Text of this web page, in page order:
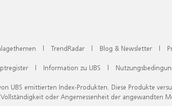
| TrendRadar | Blog & Newsletter |
| Information zu UBS |
UBS emittierten Index-Produkten. Diese Produkte
oder Angemessenheit der angewandten